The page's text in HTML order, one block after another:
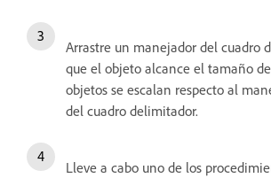
Arrastre un manejador del cuadro
que el objeto alcance el tamaño
objetos se escalan respecto al
del cuadro delimitador.
Lleve a cabo uno de los